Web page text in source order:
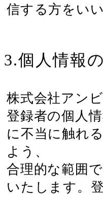
信する方をいい
3.個人情報
株式会社アン
登録者の個人
に不当に触れ
よう、
合理的な範囲
いたします。